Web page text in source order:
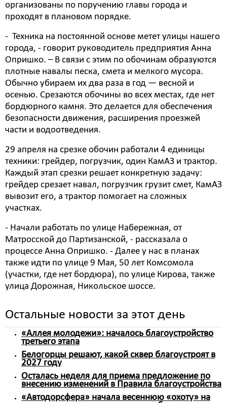
организованы по поручению главы города и
проходят в плановом порядке.
- Техника на постоянной основе метет улицы нашего
города, - говорит руководитель предприятия Анна
Опришко. – В связи с этим по обочинам образуются
плотные навалы песка, смета и мелкого мусора.
Обычно убираем их два раза в год — весной и
осенью. Срезаются обочины во всех местах, где нет
бордюрного камня. Это делается для обеспечения
безопасности движения, расширения проезжей
части и водоотведения.
29 апреля на срезке обочин работали 4 единицы
техники: грейдер, погрузчик, один КамАЗ и трактор.
Каждый этап срезки решает конкретную задачу:
грейдер срезает навал, погрузчик грузит смет, КамАЗ
вывозит его, а трактор помогает на сложных
участках.
- Начали работать по улице Набережная, от
Матросской до Партизанской, - рассказала о
процессе Анна Опришко. - Далее у нас в планах
также идти по улице 9 Мая, 50 лет Комсомола
(участки, где нет бордюра), по улице Кирова, также
улица Дорожная, Никольское шоссе.
Остальные новости за этот день
«Аллея молодежи»: началось благоустройство
третьего этапа
Белогорцы решают, какой сквер благоустроят в
2027 году
Осталась неделя для приема предложение по
внесению изменений в Правила благоустройства
«Автодорсфера» начала весеннюю «охоту» на